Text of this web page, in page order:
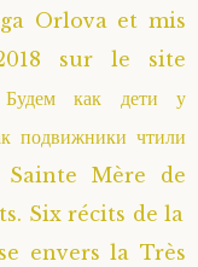
Orlova et mis
sur le site
как дети у
подвижники чтили
Sainte Mère de
Six récits de la
envers la Très